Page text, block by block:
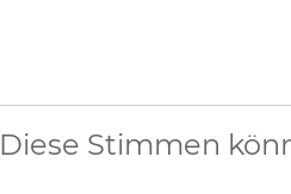
Diese Stimmen